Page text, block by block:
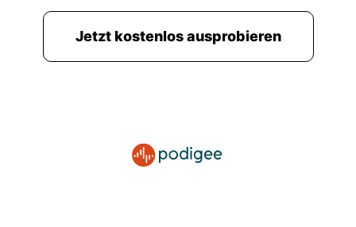
Jetzt kostenlos ausprobieren